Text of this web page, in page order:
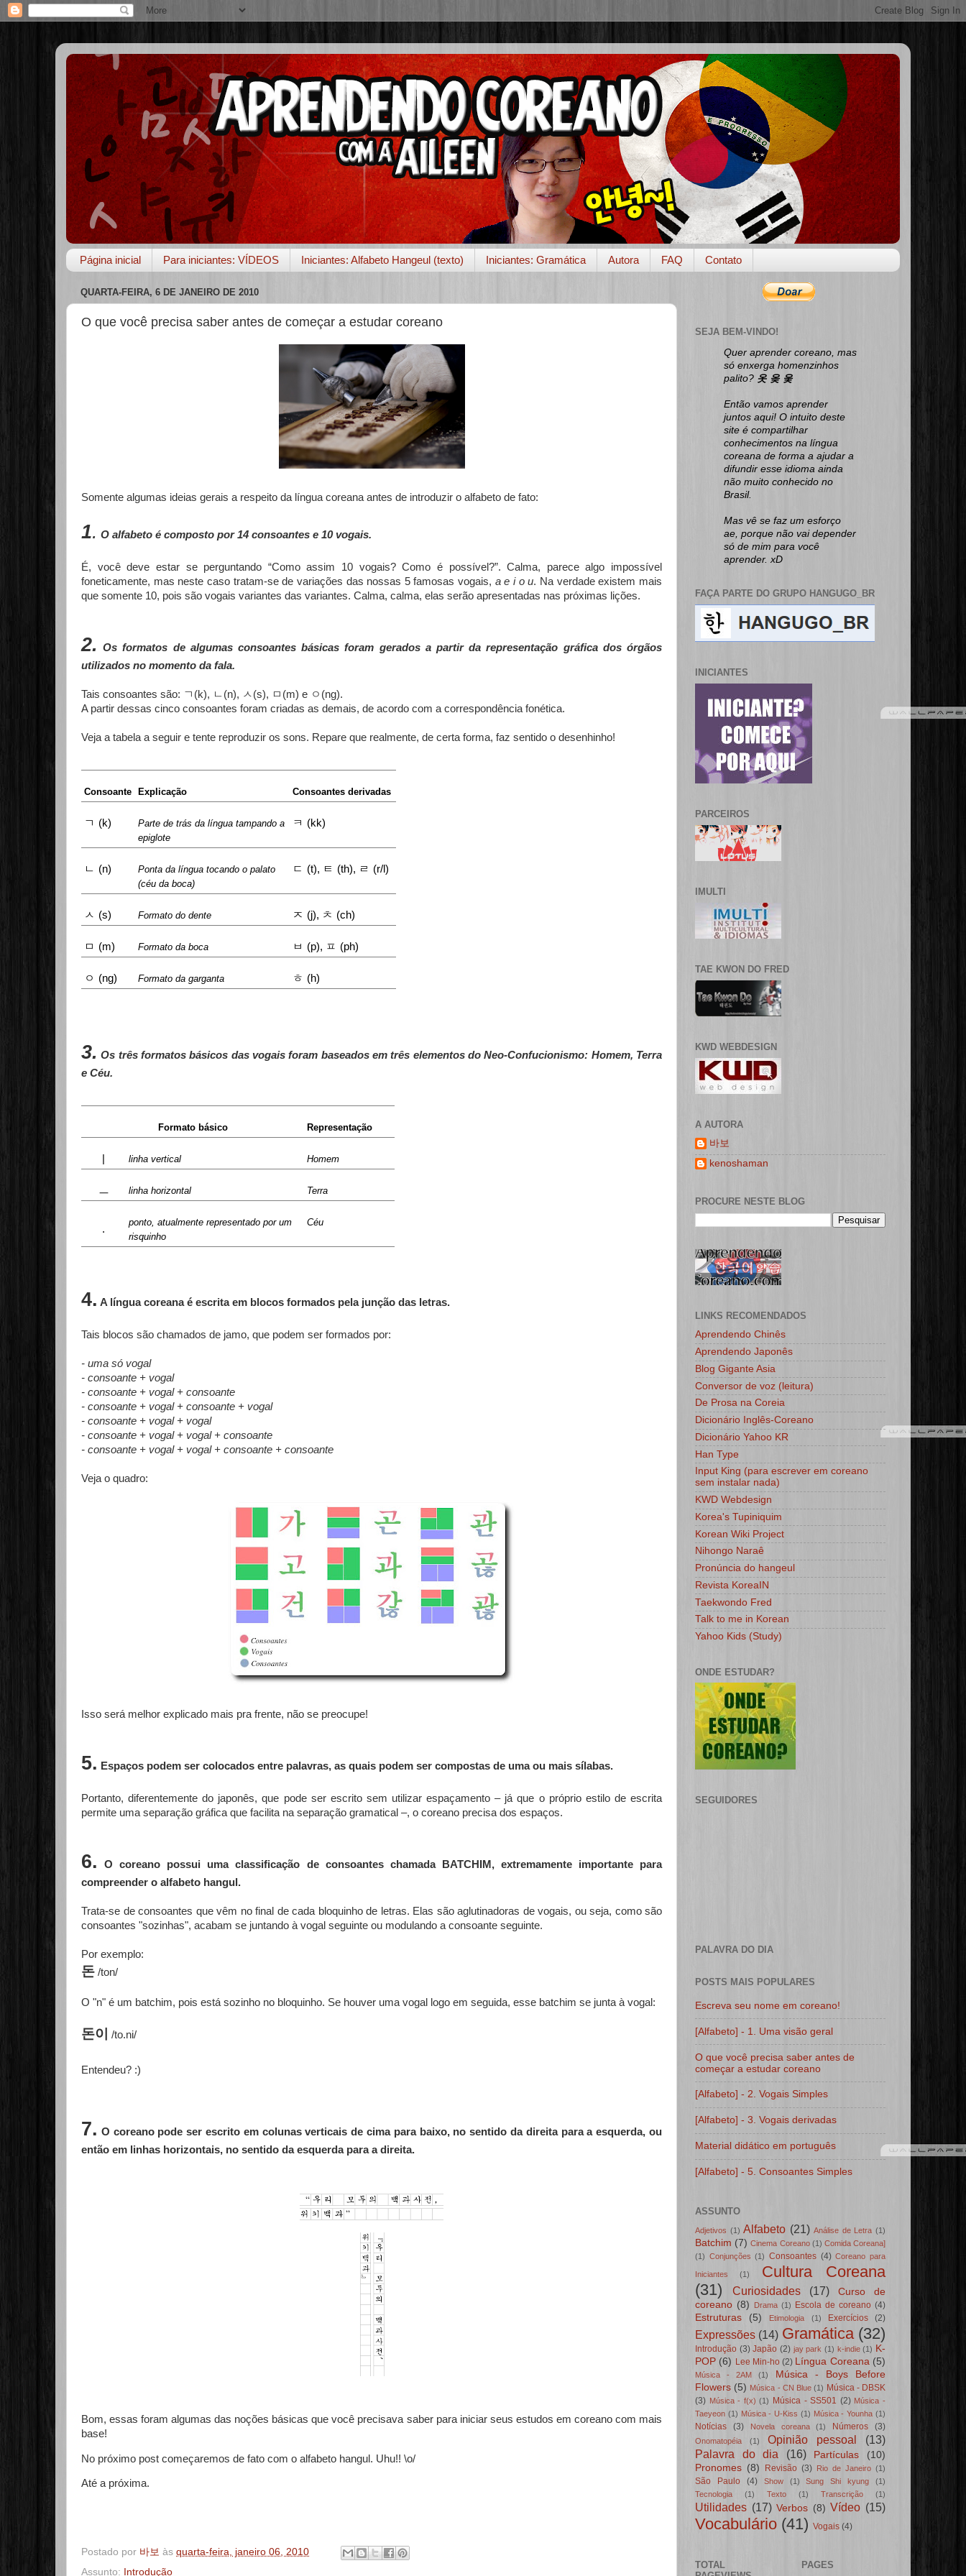
Página inicial Para iniciantes: VÍDEOS Iniciantes: Alfabeto Hangeul (texto) Iniciantes: Gramática Autora FAQ Contato
QUARTA-FEIRA, 6 DE JANEIRO DE 2010
O que você precisa saber antes de começar a estudar coreano
Somente algumas ideias gerais a respeito da língua coreana antes de introduzir o alfabeto de fato:
1. O alfabeto é composto por 14 consoantes e 10 vogais.
É, você deve estar se perguntando “Como assim 10 vogais? Como é possível?”. Calma, parece algo impossível
foneticamente, mas neste caso tratam-se de variações das nossas 5 famosas vogais, a e i o u. Na verdade existem mais
que somente 10, pois são vogais variantes das variantes. Calma, calma, elas serão apresentadas nas próximas lições.
2.
Os formatos de algumas consoantes básicas foram gerados a partir da representação gráfica dos órgãos
utilizados no momento da fala.
Tais consoantes são: ㄱ (k), ㄴ(n), ㅅ(s), ㅁ (m) e ㅇ (ng).
A partir dessas cinco consoantes foram criadas as demais, de acordo com a correspondência fonética.
Veja a tabela a seguir e tente reproduzir os sons. Repare que realmente, de certa forma, faz sentido o desenhinho!
Consoante Explicação Consoantes derivadas
ㄱ (k)
Parte de trás da língua tampando a
epiglote
ㅋ (kk)
ㄴ (n)
Ponta da língua tocando o palato
(céu da boca)
ㄷ (t), ㅌ (th), ㄹ (r/l)
ㅅ (s) Formato do dente ㅈ (j), ㅊ (ch)
ㅁ (m) Formato da boca ㅂ (p), ㅍ (ph)
ㅇ (ng) Formato da garganta ㅎ (h)
3. Os três formatos básicos das vogais foram baseados em três elementos do Neo-Confucionismo: Homem, Terra
e Céu.
Formato básico Representação
linha vertical Homem
ㅡ linha horizontal Terra
.
ponto, atualmente representado por um
risquinho
Céu
4. A língua coreana é escrita em blocos formados pela junção das letras.
Tais blocos são chamados de jamo, que podem ser formados por:
- uma só vogal
- consoante + vogal
- consoante + vogal + consoante
- consoante + vogal + consoante + vogal
- consoante + vogal + vogal
- consoante + vogal + vogal + consoante
- consoante + vogal + vogal + consoante + consoante
Veja o quadro:
Isso será melhor explicado mais pra frente, não se preocupe!
5. Espaços podem ser colocados entre palavras, as quais podem ser compostas de uma ou mais sílabas.
Portanto, diferentemente do japonês, que pode ser escrito sem utilizar espaçamento – já que o próprio estilo de escrita
permite uma separação gráfica que facilita na separação gramatical –, o coreano precisa dos espaços.
6.
O coreano possui uma classificação de consoantes chamada BATCHIM, extremamente importante para
compreender o alfabeto hangul.
Trata-se de consoantes que vêm no final de cada bloquinho de letras. Elas são aglutinadoras de vogais, ou seja, como são
consoantes "sozinhas", acabam se juntando à vogal seguinte ou modulando a consoante seguinte.
Por exemplo:
돈 /ton/
O "n" é um batchim, pois está sozinho no bloquinho. Se houver uma vogal logo em seguida, esse batchim se junta à vogal:
돈이 /to.ni/
Entendeu? :)
7. O coreano pode ser escrito em colunas verticais de cima para baixo, no sentido da direita para a esquerda, ou
então em linhas horizontais, no sentido da esquerda para a direita.
Bom, essas foram algumas das noções básicas que você precisava saber para iniciar seus estudos em coreano com mais
base!
No próximo post começaremos de fato com o alfabeto hangul. Uhu!! \o/
Até a próxima.
Postado por 바보 às quarta-feira, janeiro 06, 2010
Assunto: Introdução
SEJA BEM-VINDO!
Quer aprender coreano, mas
só enxerga homenzinhos
palito? 옷 옺 웆
Então vamos aprender
juntos aqui! O intuito deste
site é compartilhar
conhecimentos na língua
coreana de forma a ajudar a
difundir esse idioma ainda
não muito conhecido no
Brasil.
Mas vê se faz um esforço
ae, porque não vai depender
só de mim para você
aprender. xD
FAÇA PARTE DO GRUPO HANGUGO_BR
INICIANTES
PARCEIROS
IMULTI
TAE KWON DO FRED
KWD WEBDESIGN
A AUTORA
바보
kenoshaman
PROCURE NESTE BLOG
LINKS RECOMENDADOS
Aprendendo Chinês
Aprendendo Japonês
Blog Gigante Asia
Conversor de voz (leitura)
De Prosa na Coreia
Dicionário Inglês-Coreano
Dicionário Yahoo KR
Han Type
Input King (para escrever em coreano
sem instalar nada)
KWD Webdesign
Korea's Tupiniquim
Korean Wiki Project
Nihongo Naraê
Pronúncia do hangeul
Revista KoreaIN
Taekwondo Fred
Talk to me in Korean
Yahoo Kids (Study)
ONDE ESTUDAR?
SEGUIDORES
PALAVRA DO DIA
POSTS MAIS POPULARES
Escreva seu nome em coreano!
[Alfabeto] - 1. Uma visão geral
O que você precisa saber antes de
começar a estudar coreano
[Alfabeto] - 2. Vogais Simples
[Alfabeto] - 3. Vogais derivadas
Material didático em português
[Alfabeto] - 5. Consoantes Simples
ASSUNTO
Adjetivos (1) Alfabeto (21) Análise de Letra (1)
Batchim (7) Cinema Coreano (1) Comida Coreana]
(1) Conjunções (1) Consoantes (4) Coreano para
Iniciantes (1)
Cultura Coreana
(31)
Curiosidades (17)
Curso de
coreano (8) Drama (1) Escola de coreano (4)
Estruturas (5) Etimologia (1) Exercícios (2)
Expressões (14) Gramática (32)
Introdução (3) Japão (2) jay park (1) k-indie (1) K-
POP (6) Lee Min-ho (2) Língua Coreana (5)
Música - 2AM (1)
Música - Boys Before
Flowers (5) Música - CN Blue (1) Música - DBSK
(3) Música - f(x) (1) Música - SS501 (2) Música -
Taeyeon (1) Música - U-Kiss (1) Música - Younha (1)
Notícias (3) Novela coreana (1) Números (3)
Onomatopéia (1) Opinião pessoal
(13)
Palavra do dia
(16) Partículas
(10)
Pronomes (8) Revisão (3) Rio de Janeiro (1)
São Paulo (4) Show (1) Sung Shi kyung
(1)
Tecnologia
(1) Texto (1) Transcrição (1)
Utilidades (17) Verbos (8) Vídeo (15)
Vocabulário (41) Vogais (4)
TOTAL
PAGES